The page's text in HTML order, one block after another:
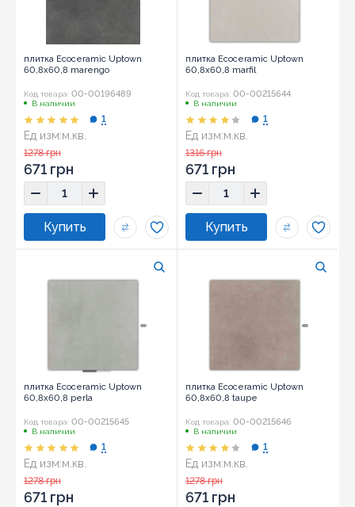
плитка Ecoceramic Uptown
60,8x60,8 marengo
Код товара: 00-00196489
В наличии
Ед изм:м.кв.
Размер:
1
1278 грн
671 грн
плитка Ecoceramic Uptown
60,8x60,8 marfil
Код товара: 00-00215644
В наличии
Ед изм:м.кв.
Размер:
1
1316 грн
671 грн
плитка Ecoceramic Uptown
60,8x60,8 perla
Код товара: 00-00215645
В наличии
Ед изм:м.кв.
Размер:
1
1278 грн
671 грн
плитка Ecoceramic Uptown
60,8x60,8 taupe
Код товара: 00-00215646
В наличии
Ед изм:м.кв.
Размер:
1
1278 грн
671 грн